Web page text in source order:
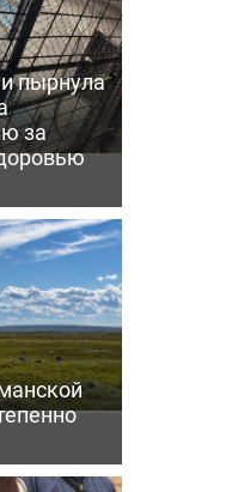
пырнула
за